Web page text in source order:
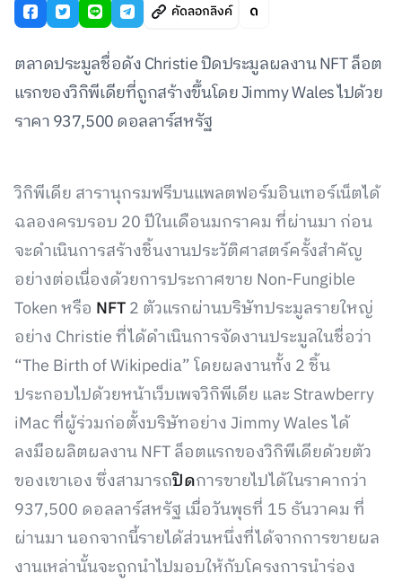
คัดลอกลิงค์
ตลาดประมูลชื่อดัง Christie ปิดประมูลผลงาน NFT ล็อต
แรกของวิกิพีเดียที่ถูกสร้างขึ้นโดย Jimmy Wales ไปด้วย
ราคา 937,500 ดอลลาร์สหรัฐ
วิกิพีเดีย สารานุกรมฟรีบนแพลตฟอร์มอินเทอร์เน็ตได้
ฉลองครบรอบ 20 ปีในเดือนมกราคม ที่ผ่านมา ก่อน
จะดำเนินการสร้างชิ้นงานประวัติศาสตร์ครั้งสำคัญ
อย่างต่อเนื่องด้วยการประกาศขาย Non-Fungible
Token หรือ NFT2 ตัวแรกผ่านบริษัทประมูลรายใหญ่
อย่าง Christie ที่ได้ดำเนินการจัดงานประมูลในชื่อว่า
“The Birth of Wikipedia” โดยผลงานทั้ง 2 ชิ้น
ประกอบไปด้วยหน้าเว็บเพจวิกิพีเดีย และ Strawberry
iMac ที่ผู้ร่วมก่อตั้งบริษัทอย่าง Jimmy Wales ได้
ลงมือผลิตผลงาน NFT ล็อตแรกของวิกิพีเดียด้วยตัว
ของเขาเอง ซึ่งสามารถปิดการขายไปได้ในราคากว่า
937,500 ดอลลาร์สหรัฐ เมื่อวันพุธที่ 15 ธันวาคม ที่
ผ่านมา นอกจากนี้รายได้ส่วนหนึ่งที่ได้จากการขายผล
งานเหล่านั้นจะถูกนำไปมอบให้กับโครงการนำร่อง